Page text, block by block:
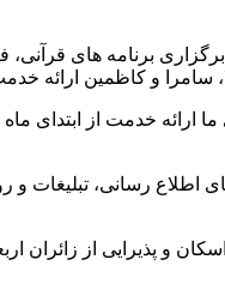
برنامه های
و کاظمین ارائه
های ما ارائه خدمت از
اطلاع رسانی، تبلیغات و
و پذیرایی از